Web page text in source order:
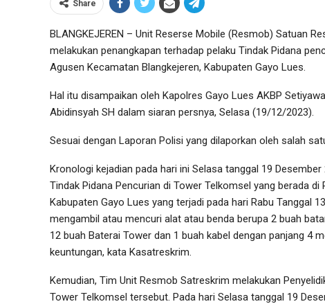
Share
BLANGKEJEREN – Unit Reserse Mobile (Resmob) Satuan
melakukan penangkapan terhadap pelaku Tindak Pidana
Agusen Kecamatan Blangkejeren, Kabupaten Gayo Lues.
Hal itu disampaikan oleh Kapolres Gayo Lues AKBP
Abidinsyah SH dalam siaran persnya, Selasa (19/12/2023).
Sesuai dengan Laporan Polisi yang dilaporkan oleh salah
Kronologi kejadian pada hari ini Selasa tanggal 19
Tindak Pidana Pencurian di Tower Telkomsel yang berada
Kabupaten Gayo Lues yang terjadi pada hari Rabu Tanggal
mengambil atau mencuri alat atau benda berupa 2 buah
12 buah Baterai Tower dan 1 buah kabel dengan panjang 4
keuntungan, kata Kasatreskrim.
Kemudian, Tim Unit Resmob Satreskrim melakukan
Tower Telkomsel tersebut. Pada hari Selasa tanggal 19